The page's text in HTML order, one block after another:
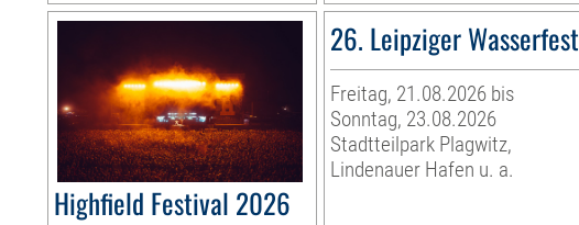
Highfield Festival 2026
26. Leipziger Wasserfest
Freitag, 21.08.2026 bis
Sonntag, 23.08.2026
Stadtteilpark Plagwitz,
Lindenauer Hafen u. a.